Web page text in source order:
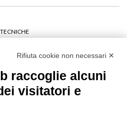
- 21/05/2018
Rifiuta cookie non necessari ✕
raccoglie alcuni
visitatori e